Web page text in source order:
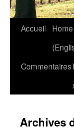
Aller
contenu
Accueil
Home
Commentaires
Archives